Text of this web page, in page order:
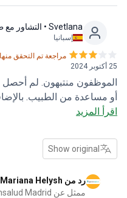
Svetlana • التشاور
إسبانيا
25 أكتوبر 2024
مراجعة تم التحقق منها.
الموظفون منتبهون. لم
أو مساعدة من الطبيب.
للغاية فيما يتعلق بالفحوصات
الطبيب مرة أخرى.
اقرأ المزيد
Show original
رد من Mariana Helysh
ممثل عن Quironsalud Madrid